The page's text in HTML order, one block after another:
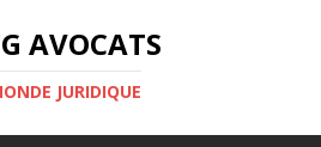
AVOCATS
JURIDIQUE